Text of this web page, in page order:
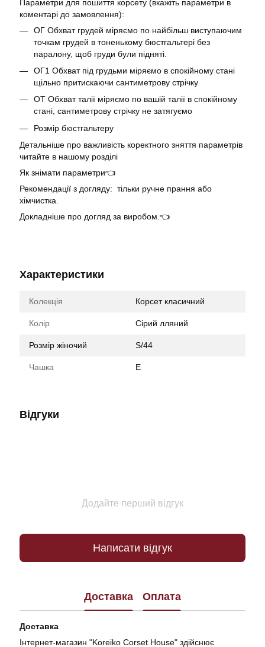
Параметри для пошиття корсету (вкажіть параметри в
коментарі до замовлення):
ОГ Обхват грудей міряємо по найбільш виступаючим
точкам грудей в тоненькому бюстгальтері без
паралону, щоб груди були підняті.
ОГ1 Обхват під грудьми міряємо в спокійному стані
щільно притискаючи сантиметрову стрічку
ОТ Обхват талії міряємо по вашій талії в спокійному
стані, сантиметрову стрічку не затягуємо
Розмір бюстгальтеру
Детальніше про важливість коректного зняття параметрів
читайте в нашому розділі
Як знімати параметри👈
Рекомендації з догляду: тільки ручне прання або
хімчистка.
Докладніше про догляд за виробом.👈
Характеристики
Колекція Корсет класичний
Колір Сірий лляний
Розмір жіночий S/44
Чашка E
Відгуки
Додайте перший відгук
Написати відгук
Доставка Оплата
Доставка
Інтернет-магазин "Koreiko Corset House" здійснює